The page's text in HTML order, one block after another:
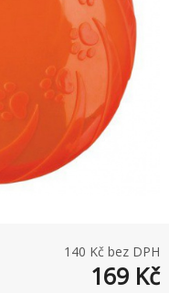
140 Kč bez DPH
169 Kč